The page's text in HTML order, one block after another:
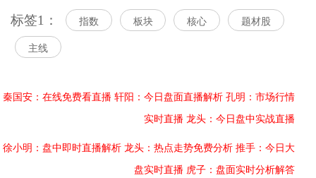
标签1： 指数 板块 核心 题材股
主线
秦国安：在线免费看直播 轩阳：今日盘面直播解析 孔明：市场行情
实时直播 龙头：今日盘中实战直播
徐小明：盘中即时直播解析 龙头：热点走势免费分析 推手：今日大
盘实时直播 虎子：盘面实时分析解答